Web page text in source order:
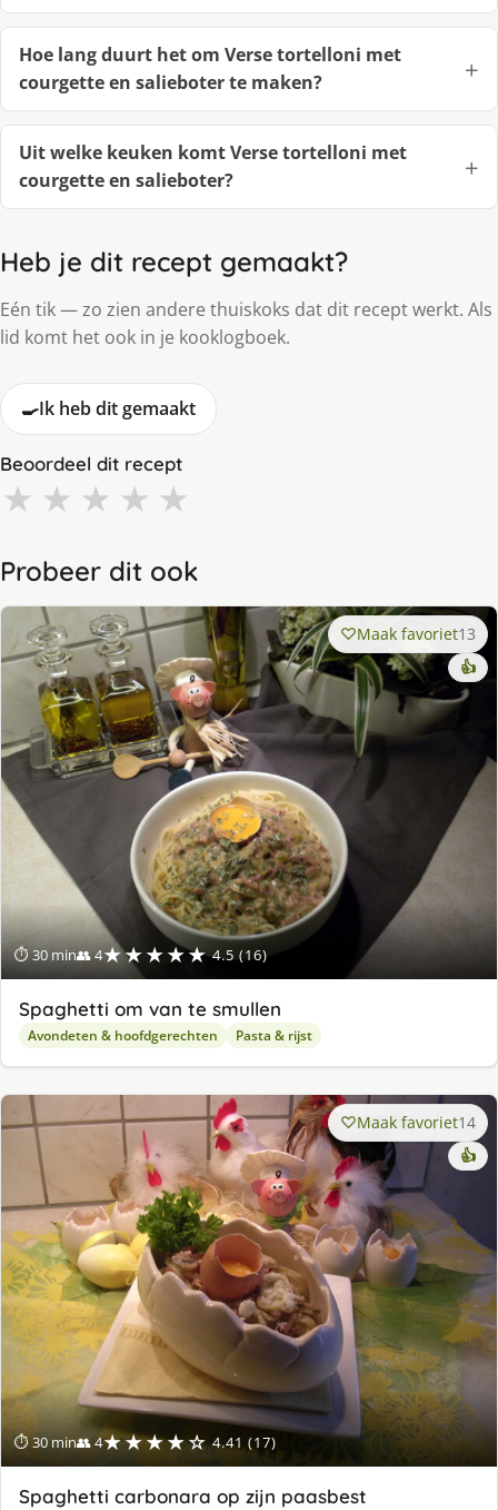
Hoe lang duurt het om Verse tortelloni met
courgette en salieboter te maken?
Uit welke keuken komt Verse tortelloni met
courgette en salieboter?
Heb je dit recept gemaakt?
Eén tik — zo zien andere thuiskoks dat dit recept werkt. Als
lid komt het ook in je kooklogboek.
🍳Ik heb dit gemaakt
Beoordeel dit recept
★ ★ ★ ★ ★
Probeer dit ook
⏱ 30 min👥 4★★★★★ 4.5 (16)
Maak favoriet13
👍
Spaghetti om van te smullen
Avondeten & hoofdgerechten Pasta & rijst
⏱ 30 min👥 4★★★★☆ 4.41 (17)
Maak favoriet14
👍
Spaghetti carbonara op zijn paasbest